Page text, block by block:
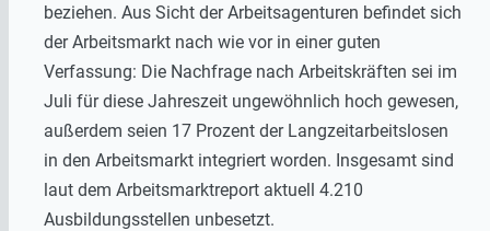
beziehen. Aus Sicht der Arbeitsagenturen befindet sich
der Arbeitsmarkt nach wie vor in einer guten
Verfassung: Die Nachfrage nach Arbeitskräften sei im
Juli für diese Jahreszeit ungewöhnlich hoch gewesen,
außerdem seien 17 Prozent der Langzeitarbeitslosen
in den Arbeitsmarkt integriert worden. Insgesamt sind
laut dem Arbeitsmarktreport aktuell 4.210
Ausbildungsstellen unbesetzt.